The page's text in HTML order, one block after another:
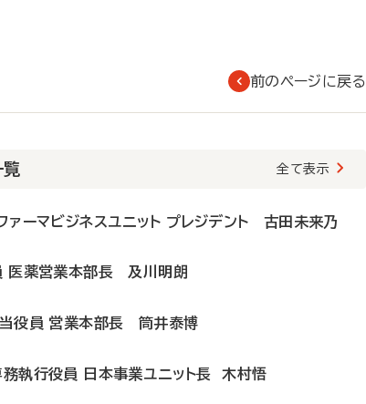
前のページに戻る
全て表示
ァーマビジネスユニット プレジデント 古田未来乃
医薬営業本部長 及川明朗
当役員 営業本部長 筒井泰博
執行役員 日本事業ユニット長 木村悟